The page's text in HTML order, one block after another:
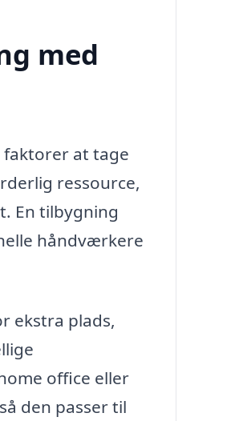
med
faktorer at tage
ressource,
En tilbygning
håndværkere
ekstra plads,
office eller
den passer til